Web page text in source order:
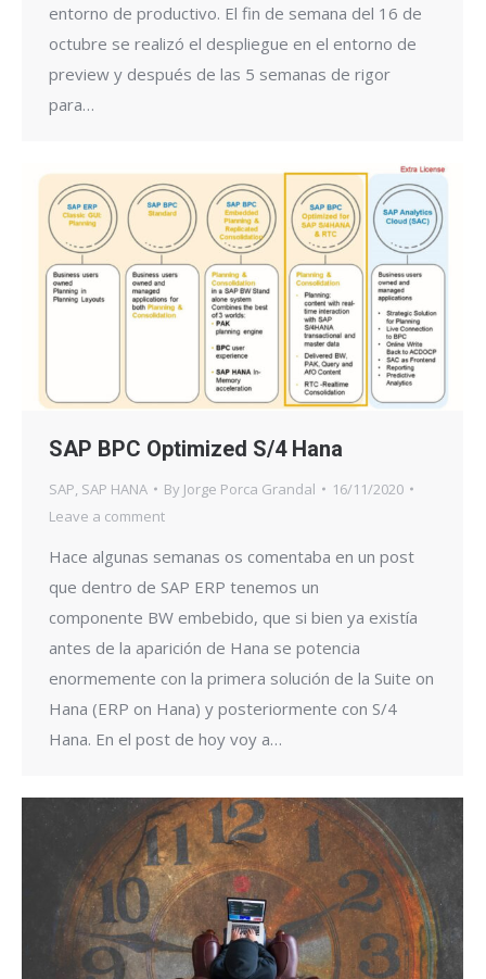
entorno de productivo. El fin de semana del 16 de
octubre se realizó el despliegue en el entorno de
preview y después de las 5 semanas de rigor
para…
SAP BPC Optimized S/4 Hana
SAP, SAP HANA By Jorge Porca Grandal
16/11/2020
Leave a comment
Hace algunas semanas os comentaba en un post
que dentro de SAP ERP tenemos un
componente BW embebido, que si bien ya existía
antes de la aparición de Hana se potencia
enormemente con la primera solución de la Suite on
Hana (ERP on Hana) y posteriormente con S/4
Hana. En el post de hoy voy a…